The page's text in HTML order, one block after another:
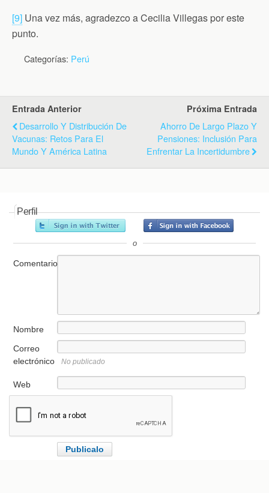
[9] Una vez más, agradezco a Cecilia Villegas por este
punto.
Categorías: Perú
Entrada Anterior
Desarrollo Y Distribución De
Vacunas: Retos Para El
Mundo Y América Latina
Próxima Entrada
Ahorro De Largo Plazo Y
Pensiones: Inclusión Para
Enfrentar La Incertidumbre
Perfil
o
Comentario
Nombre
Correo
electrónico
No publicado
Web